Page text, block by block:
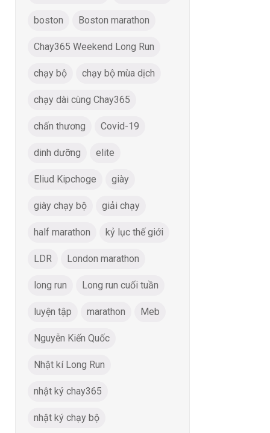
boston Boston marathon
Chay365 Weekend Long Run
chạy bộ chạy bộ mùa dịch
chạy dài cùng Chay365
chấn thương Covid-19
dinh dưỡng elite
Eliud Kipchoge giày
giày chạy bộ giải chạy
half marathon kỷ lục thế giới
LDR London marathon
long run Long run cuối tuần
luyện tập marathon Meb
Nguyễn Kiến Quốc
Nhật kí Long Run
nhật ký chay365
nhật ký chạy bộ